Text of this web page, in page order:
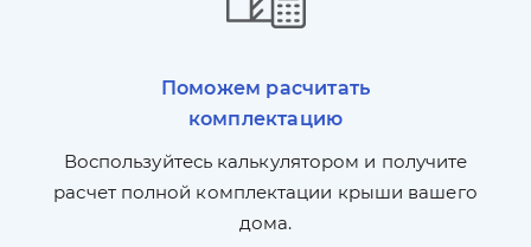
Поможем расчитать
комплектацию
Воспользуйтесь калькулятором и получите
расчет полной комплектации крыши вашего
дома.